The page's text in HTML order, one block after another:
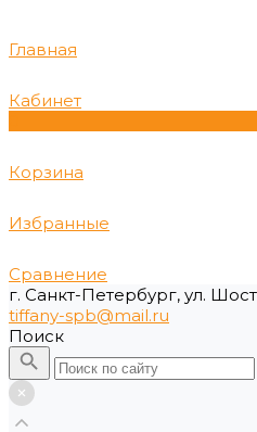
Главная
Кабинет
Корзина
Избранные
Сравнение
г. Санкт-Петербург, ул.
tiffany-spb@mail.ru
Поиск